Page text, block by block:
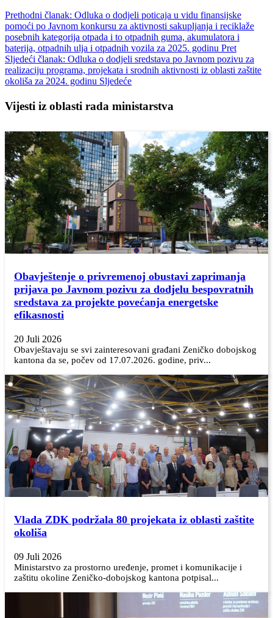
Prethodni članak: Odluka o dodjeli poticaja u vidu finansijske
pomoći po Javnom konkursu za aktivnosti sakupljanja i reciklaže
posebnih kategorija otpada i to otpadnih guma, akumulatora i
baterija, otpadnih ulja i otpadnih vozila za 2025. godinu Pret
Sljedeći članak: Odluka o dodjeli sredstava po Javnom pozivu za
realizaciju programa, projekata i srodnih aktivnosti iz oblasti zaštite
okoliša za 2024. godinu Sljedeće
Vijesti iz oblasti rada ministarstva
Obavještenje o privremenoj obustavi zaprimanja
prijava po Javnom pozivu za dodjelu bespovratnih
sredstava za projekte povećanja energetske
efikasnosti
20 Juli 2026
Obavještavaju se svi zainteresovani građani Zeničko dobojskog
kantona da se, počev od 17.07.2026. godine, priv...
Vlada ZDK podržala 80 projekata iz oblasti zaštite
okoliša
09 Juli 2026
Ministarstvo za prostorno uređenje, promet i komunikacije i
zaštitu okoline Zeničko-dobojskog kantona potpisal...